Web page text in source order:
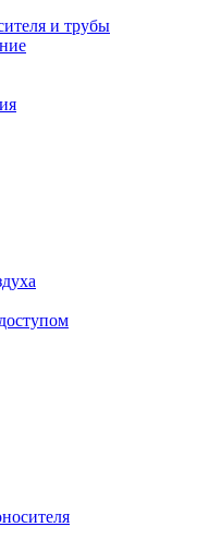
и трубы